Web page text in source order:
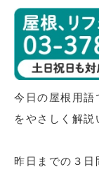
今日の屋根用語
をやさしく解説
昨日までの３日